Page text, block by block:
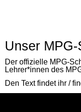
Unser
Der offizielle MPG-
Lehrer*innen des
Den Text findet ihr /